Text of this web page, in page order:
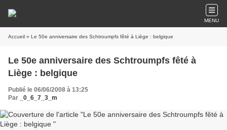
MENU
Accueil » Le 50e anniversaire des Schtroumpfs fêté à Liège : belgique
Le 50e anniversaire des Schtroumpfs fêté à
Liège : belgique
Publié le 06/06/2008 à 13:25
Par
_0_6_7_3_m